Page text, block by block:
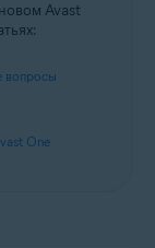
Avast
вопросы
One